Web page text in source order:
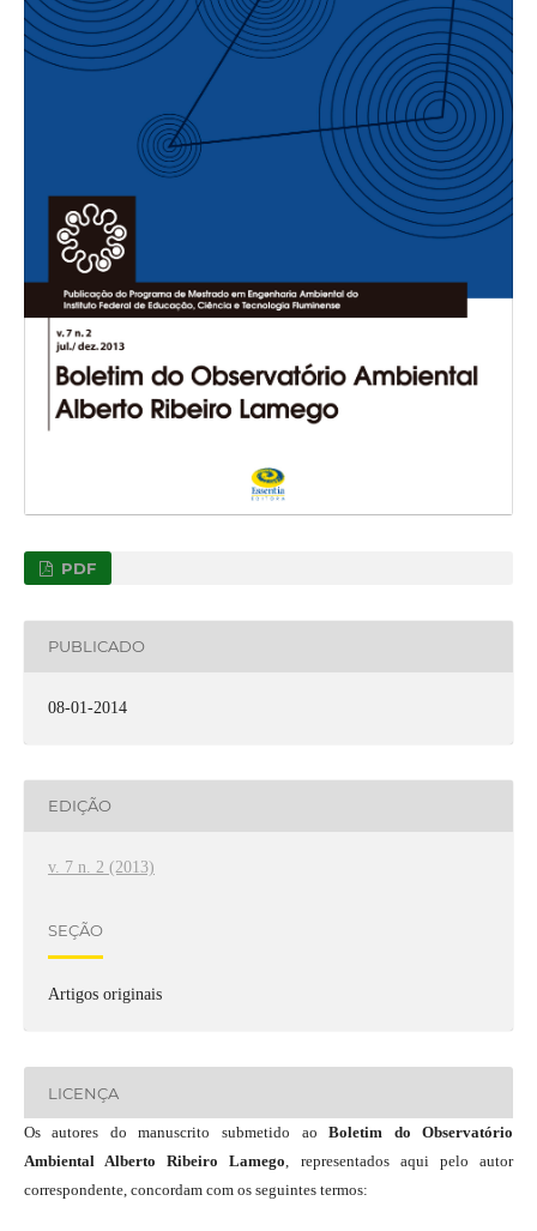
PDF
PUBLICADO
08-01-2014
EDIÇÃO
v. 7 n. 2 (2013)
SEÇÃO
Artigos originais
LICENÇA
Os autores do manuscrito submetido aoBoletim do Observatório
Ambiental Alberto Ribeiro Lamego, representados aqui pelo autor
correspondente, concordam com os seguintes termos: